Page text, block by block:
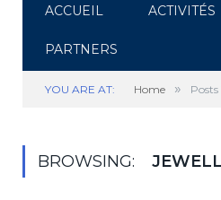
ACCUEIL ACTIVITÉS
PARTNERS
YOU ARE AT: Home »
BROWSING: